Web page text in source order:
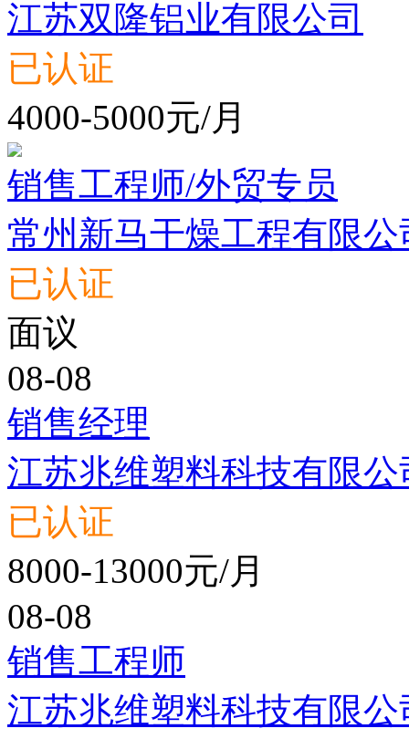
江苏双隆铝业有限公司
已认证
4000-5000元/月
销售工程师/外贸专员
常州新马干燥工程有限公
已认证
面议
08-08
销售经理
江苏兆维塑料科技有限公
已认证
8000-13000元/月
08-08
销售工程师
江苏兆维塑料科技有限公